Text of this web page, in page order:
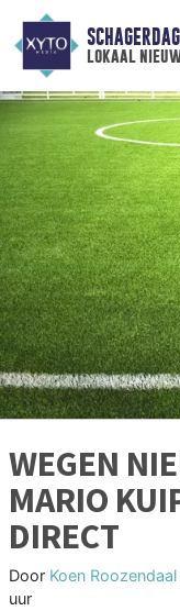
lokaal
WEGEN
MARIO
DIRECT
Door Koen Roozendaal
uur